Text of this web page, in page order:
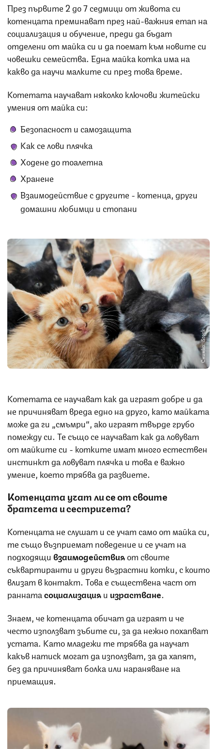
През първите 2 до 7 седмици от живота си
котенцата преминават през най-важния етап на
социализация и обучение, преди да бъдат
отделени от майка си и да поемат към новите си
човешки семейства. Една майка котка има на
какво да научи малките си през това време.
Котетата научават няколко ключови житейски
умения от майка си:
Безопасност и самозащита
Как се лови плячка
Ходене до тоалетна
Хранене
Взаимодействие с другите - котенца, други
домашни любимци и стопани
Снимка: iStock
Котетата се научават как да играят добре и да
не причиняват вреда едно на друго, като майката
може да ги „смъмри“, ако играят твърде грубо
помежду си. Те също се научават как да ловуват
от майките си - котките имат много естествен
инстинкт да ловуват плячка и това е важно
умение, което трябва да развиете.
Котенцата учат ли се от своите
братчета и сестричета?
Котенцата не слушат и се учат само от майка си,
те също възприемат поведение и се учат на
подходящивзаимодействияот своите
съквартиранти и други възрастни котки, с които
влизат в контакт. Това е съществена част от
раннатасоциализацияи израстване.
Знаем, че котенцата обичат да играят и че
често използват зъбите си, за да нежно похапват
устата. Като младежи те трябва да научат
какъв натиск могат да използват, за да хапят,
без да причиняват болка или нараняване на
приемащия.